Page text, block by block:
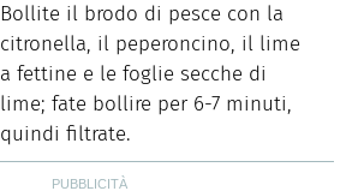
Bollite il brodo di pesce con la
citronella, il peperoncino, il lime
a fettine e le foglie secche di
lime; fate bollire per 6-7 minuti,
quindi filtrate.